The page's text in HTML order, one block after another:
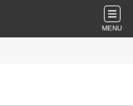
MENU